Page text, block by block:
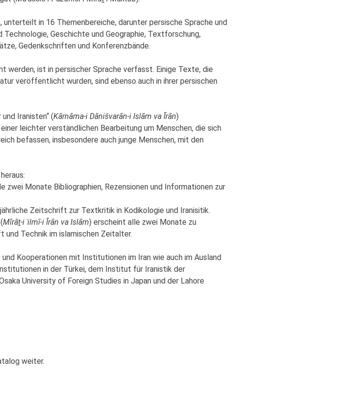
unterteilt in 16 Themenbereiche, darunter persische Sprache und
Geschichte und Geographie, Textforschung,
Gedenkschriften und Konferenzbände.
werden, ist in persischer Sprache verfasst. Einige Texte, die
veröffentlicht wurden, sind ebenso auch in ihrer persischen
Iranisten“ (Kārnāma-i Dānišvarān-i Islām va Īrān)
leichter verständlichen Bearbeitung um Menschen, die sich
befassen, insbesondere auch junge Menschen, mit den
zwei Monate Bibliographien, Rezensionen und Informationen zur
Zeitschrift zur Textkritik in Kodikologie und Iranisitik.
(Mīrāṯ-i ʿilmī-i Īrān va Islām) erscheint alle zwei Monate zu
und Technik im islamischen Zeitalter.
Kooperationen mit Institutionen im Iran wie auch im Ausland
in der Türkei, dem Institut für Iranistik der
University of Foreign Studies in Japan und der Lahore
weiter.